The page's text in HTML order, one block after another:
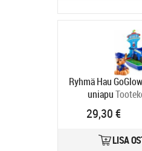
Ryhmä Hau
uniapu
29,30 €
LISA